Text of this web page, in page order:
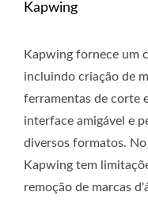
Kapwing
Kapwing fornece um
incluindo criação de
ferramentas de corte
interface amigável e
diversos formatos.
Kapwing tem
remoção de marcas